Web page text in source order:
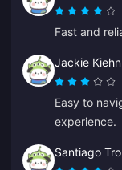
Fast and
Jackie Kiehn
Easy to
experience.
Santiago